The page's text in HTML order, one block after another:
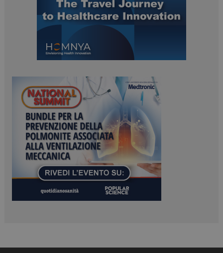
Microsoft Corporation
.www.dailyhealthindustry.it
PHPSESSID
PHP.net
www.dailyhealthindustry.it